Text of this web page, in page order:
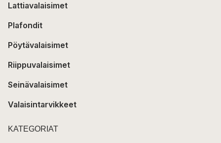
Lattiavalaisimet
Plafondit
Pöytävalaisimet
Riippuvalaisimet
Seinävalaisimet
Valaisintarvikkeet
KATEGORIAT